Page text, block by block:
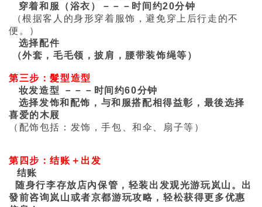
穿着和服（浴衣）－－－ 时间约20分钟
（根据客人的身形穿着服饰，避免穿上后行走的不
便。）
选择配件
（外套，毛毛领，披肩，腰带装饰绳等）
第三步：髮型造型
妆发造型
－－－时间约60分钟
选择发饰和配饰，与和服搭配相得益彰，最後选择
喜爱的木屐
（配饰包括：发饰，手包、和伞、扇子等）
第四步：结账＋出发
结账
随身行李存放店內保管，轻装出发观光游玩岚山。出
發前咨询岚山或者京都游玩攻略，轻松获得更多优惠